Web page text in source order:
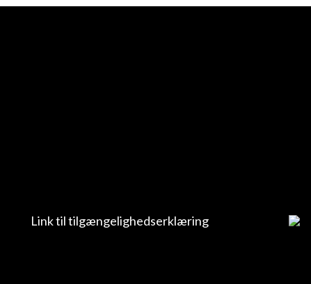
Link til tilgængelighedserklæring